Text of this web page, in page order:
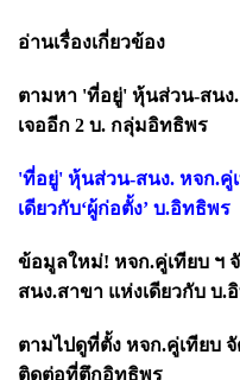
อ่านเรื่องเกี่ยวข้อง
ตามหา 'ที่อยู่' หุ้นส่วน-สนง.
เจออีก 2 บ. กลุ่มอิทธิพร
'ที่อยู่' หุ้นส่วน-สนง. หจก.คู่
เดียวกับ‘ผู้ก่อตั้ง’ บ.อิทธิพร
ข้อมูลใหม่! หจก.คู่เทียบ ฯ
สนง.สาขา แห่งเดียวกับ บ.
ตามไปดูที่ตั้ง หจก.คู่เทียบ
ติดต่อที่ตึกอิทธิพร